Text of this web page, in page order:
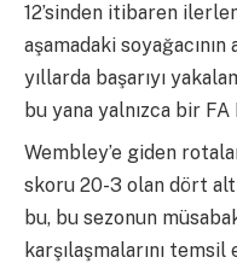
12’sinden itibaren
aşamadaki
yıllarda başarıyı
bu yana yalnızca bir FA
Wembley’e giden
skoru 20-3 olan dört
bu, bu sezonun
karşılaşmalarını